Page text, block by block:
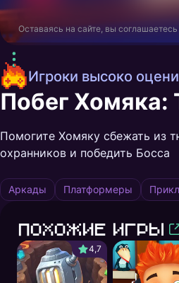
Оставаясь на сайте, вы соглашаетесь
Игроки высоко
Побег Хомяка:
Помогите Хомяку сбежать из
охранников и победить Босса
Аркады Платформеры
Похожие игры
4,7